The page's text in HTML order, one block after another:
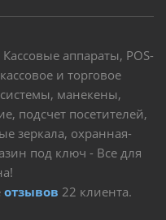
аппараты, POS-
и торговое
манекены,
подсчет посетителей,
зеркала, охранная-
под ключ - Все для
отзывов 22 клиента.